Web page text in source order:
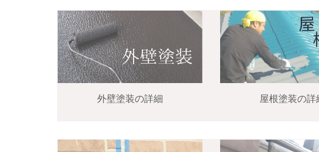
外壁塗装の詳細 屋根塗装の詳